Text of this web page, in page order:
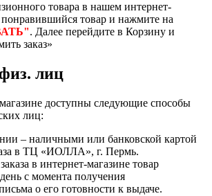
товара в нашем интернет-
товар и нажмите на
. Далее перейдите в Корзину и
заказ»
лиц
доступны следующие способы
лиц:
– наличными или банковской картой
в ТЦ «ИОЛЛА», г. Пермь.
в интернет-магазине товар
с момента получения
о его готовности к выдаче.